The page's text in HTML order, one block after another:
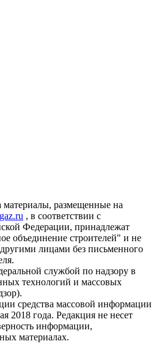
размещенные на
, в соответствии с
Федерации, принадлежат
объединение строителей" и не
лицами без письменного
службой по надзору в
технологий и массовых
средства массовой информации
года. Редакция не несет
информации,
материалах.